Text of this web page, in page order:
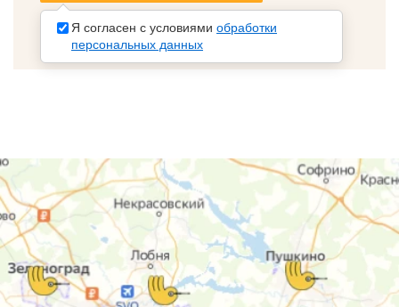
Я согласен с условиями обработки
персональных данных